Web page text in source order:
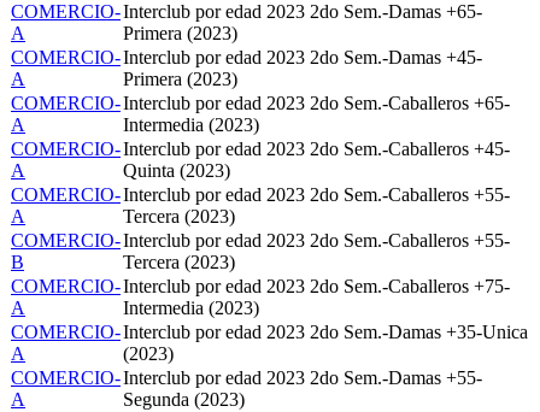
COMERCIO-
A
Interclub por edad 2023 2do Sem.-Damas +65-
Primera (2023)
COMERCIO-
A
Interclub por edad 2023 2do Sem.-Damas +45-
Primera (2023)
COMERCIO-
A
Interclub por edad 2023 2do Sem.-Caballeros +65-
Intermedia (2023)
COMERCIO-
A
Interclub por edad 2023 2do Sem.-Caballeros +45-
Quinta (2023)
COMERCIO-
A
Interclub por edad 2023 2do Sem.-Caballeros +55-
Tercera (2023)
COMERCIO-
B
Interclub por edad 2023 2do Sem.-Caballeros +55-
Tercera (2023)
COMERCIO-
A
Interclub por edad 2023 2do Sem.-Caballeros +75-
Intermedia (2023)
COMERCIO-
A
Interclub por edad 2023 2do Sem.-Damas +35-Unica
(2023)
COMERCIO-
A
Interclub por edad 2023 2do Sem.-Damas +55-
Segunda (2023)